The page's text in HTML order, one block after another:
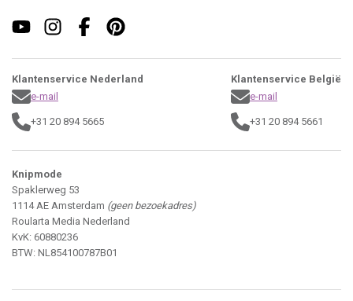
Klantenservice Nederland
e-mail
+31 20 894 5665
Klantenservice België
e-mail
+31 20 894 5661
Knipmode
Spaklerweg 53
1114 AE Amsterdam (geen bezoekadres)
Roularta Media Nederland
KvK: 60880236
BTW: NL854100787B01